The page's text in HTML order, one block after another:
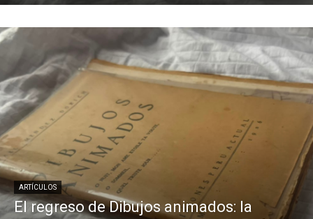
ARTÍCULOS
El regreso de Dibujos animados: la